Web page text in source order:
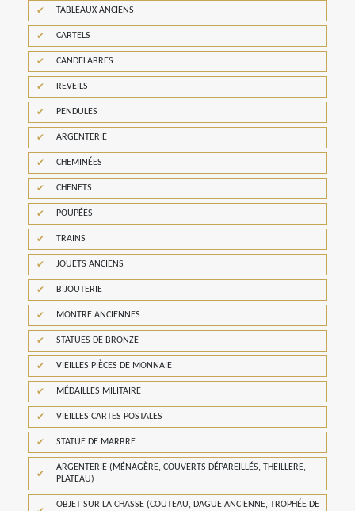
TABLEAUX ANCIENS
CARTELS
CANDELABRES
REVEILS
PENDULES
ARGENTERIE
CHEMINÉES
CHENETS
POUPÉES
TRAINS
JOUETS ANCIENS
BIJOUTERIE
MONTRE ANCIENNES
STATUES DE BRONZE
VIEILLES PIÈCES DE MONNAIE
MÉDAILLES MILITAIRE
VIEILLES CARTES POSTALES
STATUE DE MARBRE
ARGENTERIE (MÉNAGÈRE, COUVERTS DÉPAREILLÉS, THEILLERE,
PLATEAU)
OBJET SUR LA CHASSE (COUTEAU, DAGUE ANCIENNE, TROPHÉE DE